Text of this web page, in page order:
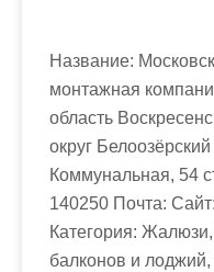
Название:
монтажная
область
округ
Коммунальная, 54
140250 Почта:
Категория:
балконов и